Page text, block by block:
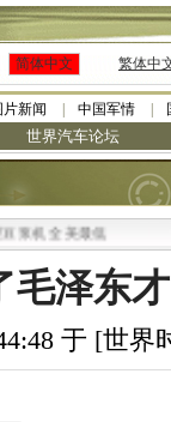
简体中文 繁体中
片新闻 中国军情
世界汽车论坛
低
毛泽东
于 [世